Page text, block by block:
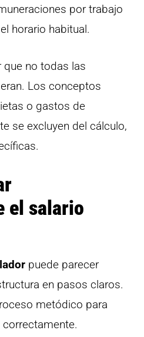
por trabajo
horario habitual.
no todas las
Los conceptos
o gastos de
se excluyen del cálculo,
el salario
puede parecer
en pasos claros.
metódico para